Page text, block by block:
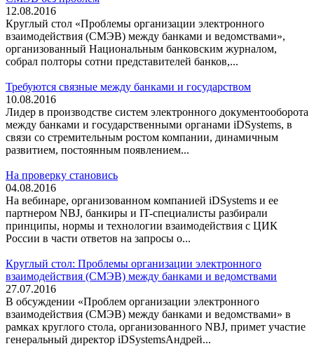
12.08.2016
Круглый стол «Проблемы организации электронного
взаимодействия (СМЭВ) между банками и ведомствами»,
организованный Национальным банковским журналом,
собрал полторы сотни представителей банков,...
Требуются связные между банками и государством
10.08.2016
Лидер в производстве систем электронного документооборота
между банками и государственными органами iDSystems, в
связи со стремительным ростом компании, динамичным
развитием, постоянным появлением...
На проверку становись
04.08.2016
На вебинаре, организованном компанией iDSystems и ее
партнером NBJ, банкиры и IT-специалисты разбирали
принципы, нормы и технологии взаимодействия с ЦИК
России в части ответов на запросы о...
Круглый стол: Проблемы организации электронного
взаимодействия (СМЭВ) между банками и ведомствами
27.07.2016
В обсуждении «Проблем организации электронного
взаимодействия (СМЭВ) между банками и ведомствами» в
рамках круглого стола, организованного NBJ, примет участие
генеральный директор iDSystemsАндрей...